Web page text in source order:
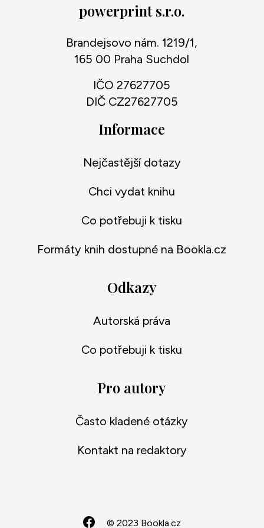
powerprint s.r.o.
Brandejsovo nám. 1219/1,
165 00 Praha Suchdol
IČO 27627705
DIČ CZ27627705
Informace
Nejčastější dotazy
Chci vydat knihu
Co potřebuji k tisku
Formáty knih dostupné na Bookla.cz
Odkazy
Autorská práva
Co potřebuji k tisku
Pro autory
Často kladené otázky
Kontakt na redaktory
© 2023 Bookla.cz